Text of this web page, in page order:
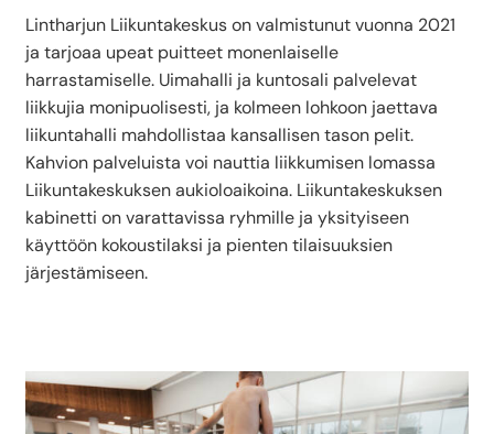
Lintharjun Liikuntakeskus on valmistunut vuonna 2021
ja tarjoaa upeat puitteet monenlaiselle
harrastamiselle. Uimahalli ja kuntosali palvelevat
liikkujia monipuolisesti, ja kolmeen lohkoon jaettava
liikuntahalli mahdollistaa kansallisen tason pelit.
Kahvion palveluista voi nauttia liikkumisen lomassa
Liikuntakeskuksen aukioloaikoina. Liikuntakeskuksen
kabinetti on varattavissa ryhmille ja yksityiseen
käyttöön kokoustilaksi ja pienten tilaisuuksien
järjestämiseen.